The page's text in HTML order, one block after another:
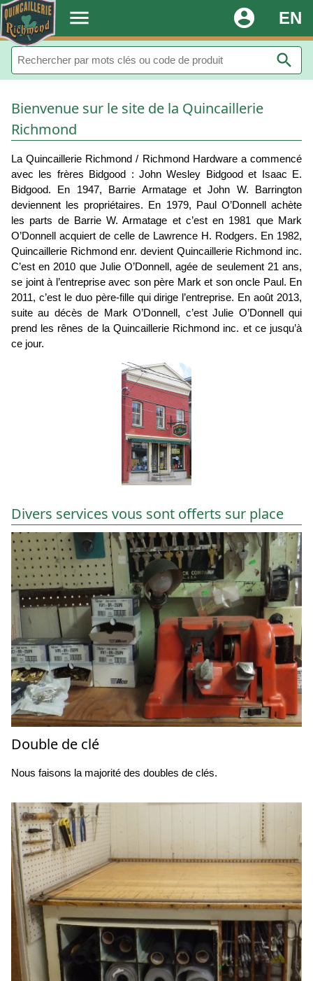
. menu EN
account_circle
search
Bienvenue sur le site de la Quincaillerie
Richmond
La Quincaillerie Richmond / Richmond Hardware a commencé
avec les frères Bidgood : John Wesley Bidgood et Isaac E.
Bidgood. En 1947, Barrie Armatage et John W. Barrington
deviennent les propriétaires. En 1979, Paul O’Donnell achète
les parts de Barrie W. Armatage et c’est en 1981 que Mark
O’Donnell acquiert de celle de Lawrence H. Rodgers. En 1982,
Quincaillerie Richmond enr. devient Quincaillerie Richmond inc.
C’est en 2010 que Julie O’Donnell, agée de seulement 21 ans,
se joint à l’entreprise avec son père Mark et son oncle Paul. En
2011, c’est le duo père-fille qui dirige l’entreprise. En août 2013,
suite au décès de Mark O’Donnell, c’est Julie O’Donnell qui
prend les rênes de la Quincaillerie Richmond inc. et ce jusqu’à
ce jour.
Divers services vous sont offerts sur place
Double de clé
Nous faisons la majorité des doubles de clés.